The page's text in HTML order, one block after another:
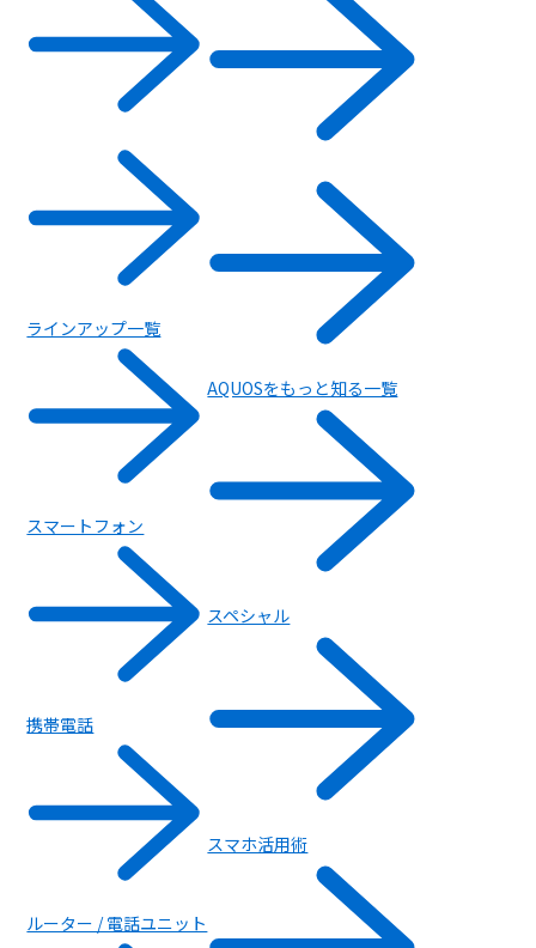
ラインアップ一覧
スマートフォン
携帯電話
ルーター / 電話ユニット
AQUOSをもっと知る一覧
スペシャル
スマホ活用術